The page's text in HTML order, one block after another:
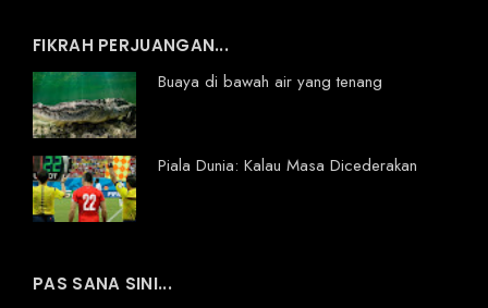
FIKRAH PERJUANGAN...
Buaya di bawah air yang tenang
Piala Dunia: Kalau Masa Dicederakan
PAS SANA SINI...